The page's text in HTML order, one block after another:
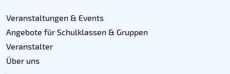
Veranstaltungen & Events
Angebote für Schulklassen & Gruppen
Veranstalter
Über uns